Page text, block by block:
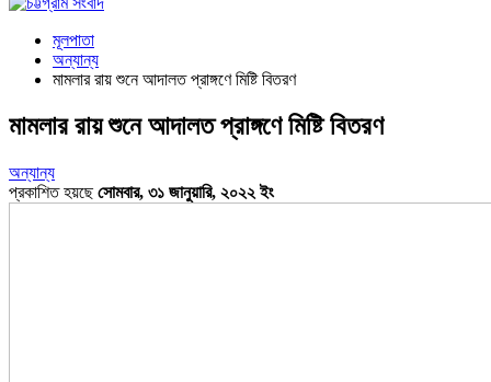
মূলপাতা
অন্যান্য
মামলার রায় শুনে আদালত প্রাঙ্গণে মিষ্টি বিতরণ
মামলার রায় শুনে আদালত প্রাঙ্গণে মিষ্টি বিতরণ
অন্যান্য
প্রকাশিত হয়ছেসোমবার, ৩১ জানুয়ারি, ২০২২ ইং